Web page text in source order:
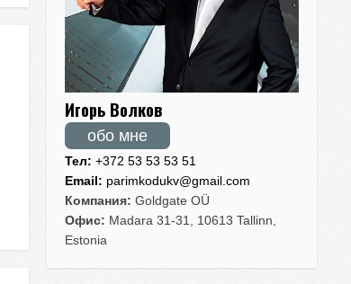
Игорь Волков
обо мне
Тел: +372 53 53 53 51
Email: parimkodukv@gmail.com
Компания: Goldgate OÜ
Офис: Madara 31-31, 10613 Tallinn,
Estonia